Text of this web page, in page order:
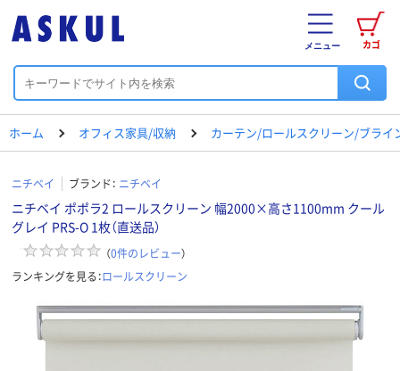
カゴ
メニュー
ホーム オフィス家具/収納 カーテン/ロールスクリーン/ブライ
ニチベイ ブランド： ニチベイ
ニチベイ ポポラ2 ロールスクリーン 幅2000×高さ1100mm クール
グレイ PRS-O 1枚（直送品）
（0件のレビュー）
ランキングを見る：ロールスクリーン